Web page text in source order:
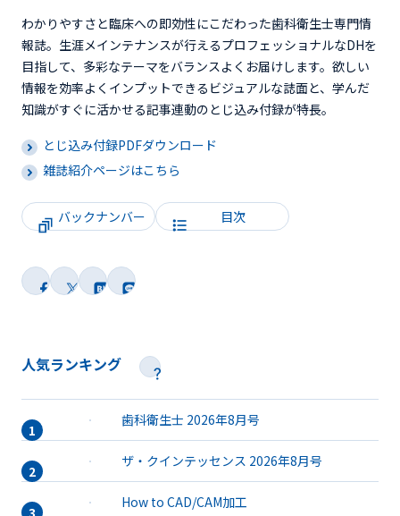
わかりやすさと臨床への即効性にこだわった歯科衛生士専門情
報誌。生涯メインテナンスが行えるプロフェッショナルなDHを
目指して、多彩なテーマをバランスよくお届けします。欲しい
情報を効率よくインプットできるビジュアルな誌面と、学んだ
知識がすぐに活かせる記事連動のとじ込み付録が特長。
とじ込み付録PDFダウンロード
雑誌紹介ページはこちら
バックナンバー 目次
人気ランキング
歯科衛生士 2026年8月号
ザ・クインテッセンス 2026年8月号
How to CAD/CAM加工